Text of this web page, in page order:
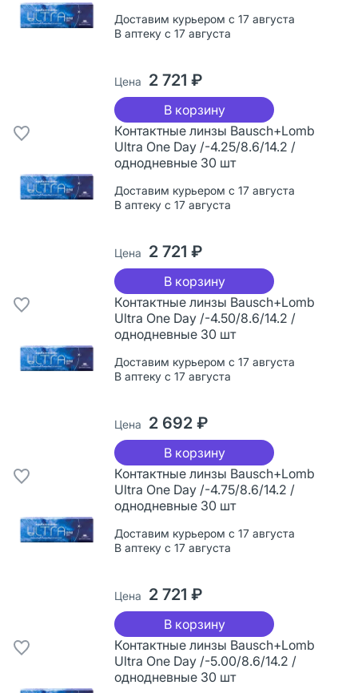
Доставим курьером с 17 августа
В аптеку с 17 августа
Цена 2 721 ₽
В корзину
Контактные линзы Bausch+Lomb
Ultra One Day /-4.25/8.6/14.2 /
однодневные 30 шт
Доставим курьером с 17 августа
В аптеку с 17 августа
Цена 2 721 ₽
В корзину
Контактные линзы Bausch+Lomb
Ultra One Day /-4.50/8.6/14.2 /
однодневные 30 шт
Доставим курьером с 17 августа
В аптеку с 17 августа
Цена 2 692 ₽
В корзину
Контактные линзы Bausch+Lomb
Ultra One Day /-4.75/8.6/14.2 /
однодневные 30 шт
Доставим курьером с 17 августа
В аптеку с 17 августа
Цена 2 721 ₽
В корзину
Контактные линзы Bausch+Lomb
Ultra One Day /-5.00/8.6/14.2 /
однодневные 30 шт